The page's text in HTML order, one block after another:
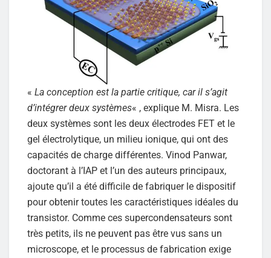
« La conception est la partie critique, car il s’agit
d’intégrer deux systèmes« , explique M. Misra. Les
deux systèmes sont les deux électrodes FET et le
gel électrolytique, un milieu ionique, qui ont des
capacités de charge différentes. Vinod Panwar,
doctorant à l’IAP et l’un des auteurs principaux,
ajoute qu’il a été difficile de fabriquer le dispositif
pour obtenir toutes les caractéristiques idéales du
transistor. Comme ces supercondensateurs sont
très petits, ils ne peuvent pas être vus sans un
microscope, et le processus de fabrication exige